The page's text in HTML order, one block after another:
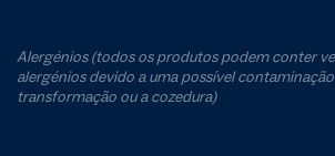
Alergénios (todos os produtos podem conter
alergénios devido a uma possível
transformação ou a cozedura)